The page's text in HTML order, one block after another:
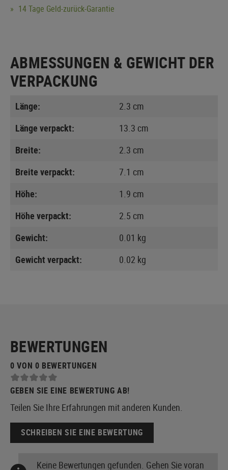
14 Tage Geld-zurück-Garantie
ABMESSUNGEN & GEWICHT DER
VERPACKUNG
Länge:
2.3 cm
Länge verpackt:
13.3 cm
Breite:
2.3 cm
Breite verpackt:
7.1 cm
Höhe:
1.9 cm
Höhe verpackt:
2.5 cm
Gewicht:
0.01 kg
Gewicht verpackt:
0.02 kg
BEWERTUNGEN
0 VON 0 BEWERTUNGEN
GEBEN SIE EINE BEWERTUNG AB!
Teilen Sie Ihre Erfahrungen mit anderen Kunden.
SCHREIBEN SIE EINE BEWERTUNG
Keine Bewertungen gefunden. Gehen Sie voran